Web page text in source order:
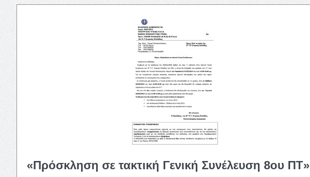
«Πρόσκληση σε τακτική Γενική Συνέλευση 8ου ΠΤ»